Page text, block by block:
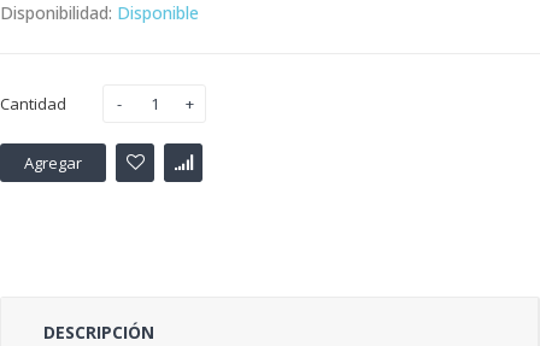
Disponibilidad: Disponible
Cantidad
Agregar
DESCRIPCIÓN